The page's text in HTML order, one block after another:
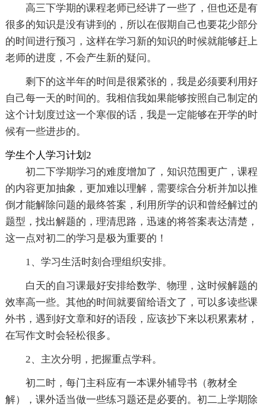
高三下学期的课程老师已经讲了一些了，但也还是有
很多的知识是没有讲到的，所以在假期自己也要花少部分
的时间进行预习，这样在学习新的知识的时候就能够赶上
老师的进度，不会产生新的疑问。
剩下的这半年的时间是很紧张的，我是必须要利用好
自己每一天的时间的。我相信我如果能够按照自己制定的
这个计划度过这一个寒假的话，我是一定能够在开学的时
候有一些进步的。
学生个人学习计划2
初二下学期学习的难度增加了，知识范围更广，课程
的内容更加抽象，更加难以理解，需要综合分析并加以推
倒才能解除问题的最终答案，利用所学的识和曾经解过的
题型，找出解题的，理清思路，迅速的将答案表达清楚，
这一点对初二的学习是极为重要的！
1、学习生活时刻合理组织安排。
白天的自习课最好安排给数学、物理，这时候解题的
效率高一些。其他的时间就要留给语文了，可以多读些课
外书，遇到好文章和好的语段，应该抄下来以积累素材，
在写作文时会轻松很多。
2、主次分明，把握重点学科。
初二时，每门主科应有一本课外辅导书（教材全
解），课外适当做一些练习题还是必要的。初二上学期除